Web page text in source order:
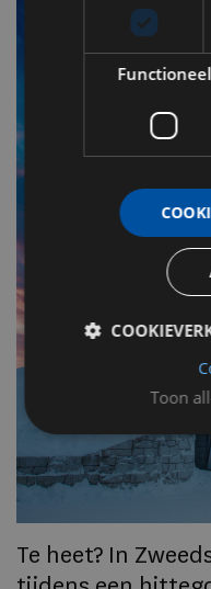
Te heet? In
Toon
Functioneel